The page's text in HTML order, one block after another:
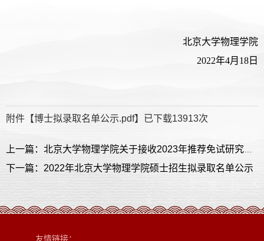
北京大学物理学院
2022年4月18日
附件【博士拟录取名单公示.pdf】已下载13913次
下一篇：2022年北京大学物理学院硕士招生拟录取名单公示
友情链接：